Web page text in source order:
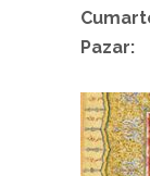
Pazar: